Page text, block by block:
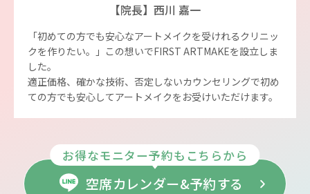
【院長】西川 嘉一
「初めての方でも安心なアートメイクを受けれるクリニッ
クを作りたい。」この想いでFIRST ARTMAKEを設立しま
した。
適正価格、確かな技術、否定しないカウンセリングで初め
ての方でも安心してアートメイクをお受けいただけます。
お得なモニター予約もこちらから
空席カレンダー&予約する